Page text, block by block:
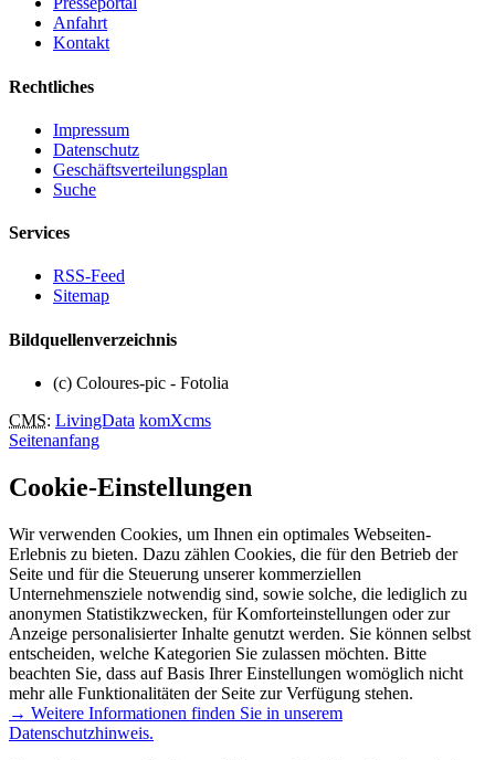
Anfahrt
Kontakt
Rechtliches
Impressum
Datenschutz
Geschäftsverteilungsplan
Suche
Services
RSS-Feed
Sitemap
Bildquellenverzeichnis
(c) Coloures-pic - Fotolia
CMS: LivingData komXcms
Seitenanfang
Cookie-Einstellungen
Wir verwenden Cookies, um Ihnen ein optimales Webseiten-
Erlebnis zu bieten. Dazu zählen Cookies, die für den Betrieb der
Seite und für die Steuerung unserer kommerziellen
Unternehmensziele notwendig sind, sowie solche, die lediglich zu
anonymen Statistikzwecken, für Komforteinstellungen oder zur
Anzeige personalisierter Inhalte genutzt werden. Sie können selbst
entscheiden, welche Kategorien Sie zulassen möchten. Bitte
beachten Sie, dass auf Basis Ihrer Einstellungen womöglich nicht
mehr alle Funktionalitäten der Seite zur Verfügung stehen.
→ Weitere Informationen finden Sie in unserem
Datenschutzhinweis.